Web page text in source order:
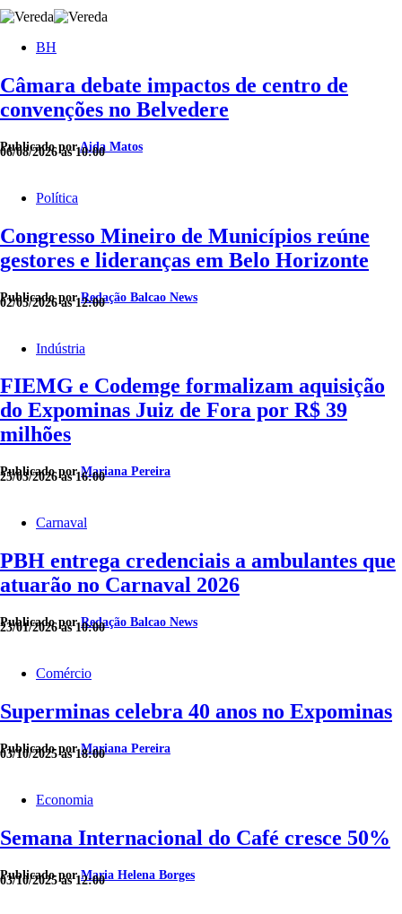
BH
Câmara debate impactos de centro de
convenções no Belvedere
Publicado porAida Matos
06/08/2026 às 10:00
Política
Congresso Mineiro de Municípios reúne
gestores e lideranças em Belo Horizonte
Publicado porRedação Balcao News
02/05/2026 às 12:00
Indústria
FIEMG e Codemge formalizam aquisição
do Expominas Juiz de Fora por R$ 39
milhões
Publicado porMariana Pereira
25/03/2026 às 16:00
Carnaval
PBH entrega credenciais a ambulantes que
atuarão no Carnaval 2026
Publicado porRedação Balcao News
23/01/2026 às 10:00
Comércio
Superminas celebra 40 anos no Expominas
Publicado porMariana Pereira
03/10/2025 às 18:00
Economia
Semana Internacional do Café cresce 50%
Publicado porMaria Helena Borges
03/10/2025 às 12:00